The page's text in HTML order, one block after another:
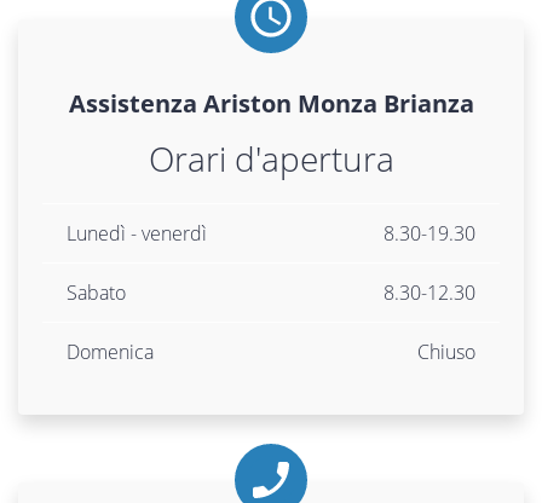
Assistenza Ariston Monza Brianza
Orari d'apertura
Lunedì - venerdì 8.30-19.30
Sabato 8.30-12.30
Domenica Chiuso